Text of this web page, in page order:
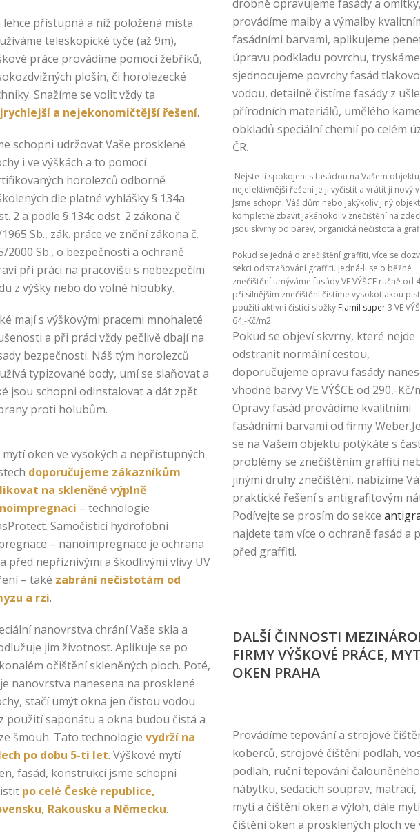
lehce přístupná a níž položená místa
teleskopické tyče (až 9m),
práce provádíme pomocí žebříků,
plošin, či horolezecké
Snažíme se volit vždy ta
a nejekonomičtější řešení.
schopni udržovat Vaše prosklené
i ve výškách a to pomocí
horolezců odborně
dle platné vyhlášky § 134a
2 a podle § 134c odst. 2 zákona č.
Sb., zák. práce ve znění zákona č.
2000 Sb., o bezpečnosti a ochraně
při práci na pracovišti s nebezpečím
z výšky nebo do volné hloubky.
mají s výškovými pracemi mnohaleté
a při práci vždy pečlivě dbají na
bezpečnosti. Náš tým horolezců
typizované body, umí se slaňovat a
jsou schopni odinstalovat a dát zpět
proti holubům.
mytí oken ve vysokých a nepřístupných
doporučujeme zákazníkům
na skleněné výplně
– technologie
Samočisticí hydrofobní
– nanoimpregnace je ochrana
před nepříznivými a škodlivými vlivy UV
– také zabrání nečistotám od
a rzi.
nanovrstva chrání Vaše skla a
jim životnost. Aplikuje se po
očištění skleněných ploch. Poté,
nanovrstva nanesena na prosklené
stačí umýt okna jen čistou vodou
použití saponátu a okna budou čistá a
šmouh. Tato technologie vydrží na
po dobu 5-ti let. Výškové mytí
fasád, konstrukcí jsme schopni
po celé České republice,
Rakousku a Německu.
drobně opravujeme fasády a omítky,
provádíme malby a výmalby
fasádními barvami, aplikujeme
úpravu podkladu povrchu,
sjednocujeme povrchy fasád
vodou, detailně čistíme fasády z
přírodních materiálů, umělého
obkladů speciální chemií po celém
ČR.
Nejste-li spokojeni s fasádou na Vašem objektu,
nejefektivnější řešení je ji vyčistit a vrátit ji nový
Jsme schopni Váš dům nebo jakýkoliv jiný objekt
kompletně zbavit jakéhokoliv znečištění na
jsou skvrny od barev, organická nečistota a
Pokud se jedná o znečištění graffiti, více se
sekci odstraňování graffiti. Jedná-li se o běžné
znečištění umýváme fasády VE VÝŠCE ručně od
při silnějším znečištění čistíme vysokotlakou
použití aktivní čistící složky Flamil super3 VE
64,-Kč/m2.
Pokud se objeví skvrny, které nejde
odstranit normální cestou,
doporučujeme opravu fasády
vhodné barvy VE VÝŠCE od 290,-Kč/
Opravy fasád provádíme kvalitními
fasádními barvami od firmy
se na Vašem objektu potýkáte s
problémy se znečištěním graffiti
jinými druhy znečištění, nabízíme
praktické řešení s antigrafitovým
Podívejte se prosím do sekce
najdete tam více o ochraně fasád a
před graffiti.
DALŠÍ ČINNOSTI
FIRMY VÝŠKOVÉ PRÁCE,
OKEN PRAHA
Provádíme tepování a strojové
koberců, strojové čištění podlah,
podlah, ruční tepování čalouněného
nábytku, sedacích souprav,
mytí a čištění oken a výloh, dále
čištění oken a prosklených ploch ve